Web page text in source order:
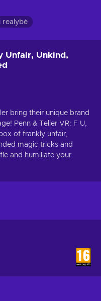
realybė
Unfair, Unkind,
bring their unique brand
Penn & Teller VR: F U,
of frankly unfair,
magic tricks and
and humiliate your